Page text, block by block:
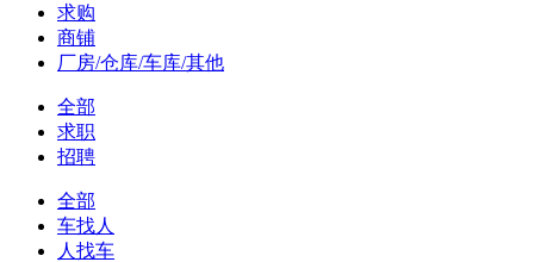
求购
商铺
厂房/仓库/车库/其他
全部
求职
招聘
全部
车找人
人找车